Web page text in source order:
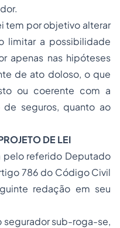
tem por objetivo alterar
limitar a possibilidade
apenas nas hipóteses
de ato doloso, o que
ou coerente com a
seguros, quanto ao
DE LEI
pelo referido Deputado
786 do Código Civil
redação em seu
segurador sub-roga-se,